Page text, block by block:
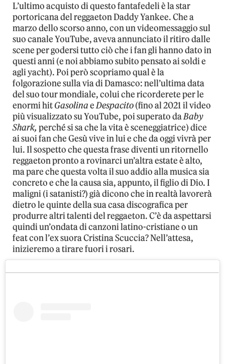
L’ultimo acquisto di questo fantafedeli è la star
portoricana del reggaeton Daddy Yankee. Che a
marzo dello scorso anno, con un videomessaggio sul
suo canale YouTube, aveva annunciato il ritiro dalle
scene per godersi tutto ciò che i fan gli hanno dato in
questi anni (e noi abbiamo subito pensato ai soldi e
agli yacht). Poi però scopriamo qual è la
folgorazione sulla via di Damasco: nell’ultima data
del suo tour mondiale, colui che ricorderete per le
enormi hitGasolinaeDespacito(fino al 2021 il video
più visualizzato su YouTube, poi superato daBaby
Shark, perché si sa che la vita è sceneggiatrice) dice
ai suoi fan che Gesù vive in lui e che da oggi vivrà per
lui. Il sospetto che questa frase diventi un ritornello
reggaeton pronto a rovinarci un’altra estate è alto,
ma pare che questa volta il suo addio alla musica sia
concreto e che la causa sia, appunto, il figlio di Dio. I
maligni (i satanisti?) già dicono che in realtà lavorerà
dietro le quinte della sua casa discografica per
produrre altri talenti del reggaeton. C’è da aspettarsi
quindi un’ondata di canzoni latino-cristiane o un
feat con l’ex suora Cristina Scuccia? Nell’attesa,
inizieremo a tirare fuori i rosari.